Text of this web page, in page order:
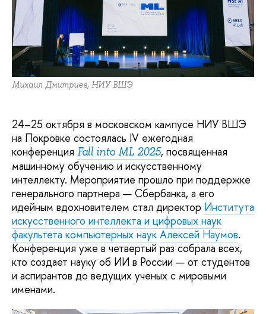
Михаил Дмитриев, НИУ ВШЭ
24–25 октября в московском кампусе НИУ ВШЭ
на Покровке состоялась IV ежегодная
конференция Fall into ML 2025, посвященная
машинному обучению и искусственному
интеллекту. Мероприятие прошло при поддержке
генерального партнера — Сбербанка, а его
идейным вдохновителем стал директор Института
искусственного интеллекта и цифровых наук
факультета компьютерных наук Алексей Наумов.
Конференция уже в четвертый раз собрала всех,
кто создает науку об ИИ в России — от студентов
и аспирантов до ведущих ученых с мировыми
именами.